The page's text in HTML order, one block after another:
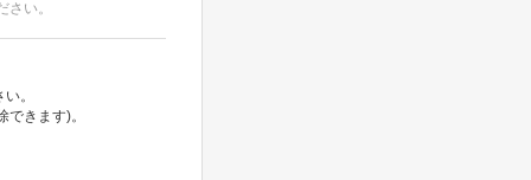
い。
。
きます)。